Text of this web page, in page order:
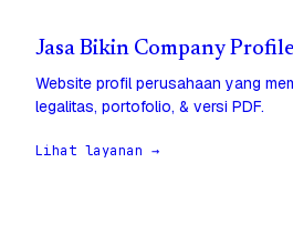
Jasa Bikin Company
Website profil perusahaan yang
legalitas, portofolio, & versi PDF.
Lihat layanan →